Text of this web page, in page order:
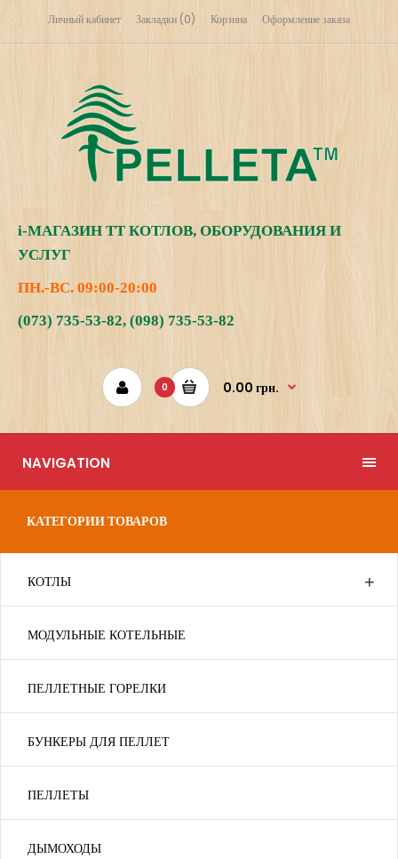
Личный кабинет Закладки (0) Корзина Оформление заказа
i-МАГАЗИН ТТ КОТЛОВ, ОБОРУДОВАНИЯ И
УСЛУГ
ПН.-ВС. 09:00-20:00
(073) 735-53-82, (098) 735-53-82
0 0.00 грн.
NAVIGATION
КАТЕГОРИИ ТОВАРОВ
КОТЛЫ
МОДУЛЬНЫЕ КОТЕЛЬНЫЕ
ПЕЛЛЕТНЫЕ ГОРЕЛКИ
БУНКЕРЫ ДЛЯ ПЕЛЛЕТ
ПЕЛЛЕТЫ
ДЫМОХОДЫ